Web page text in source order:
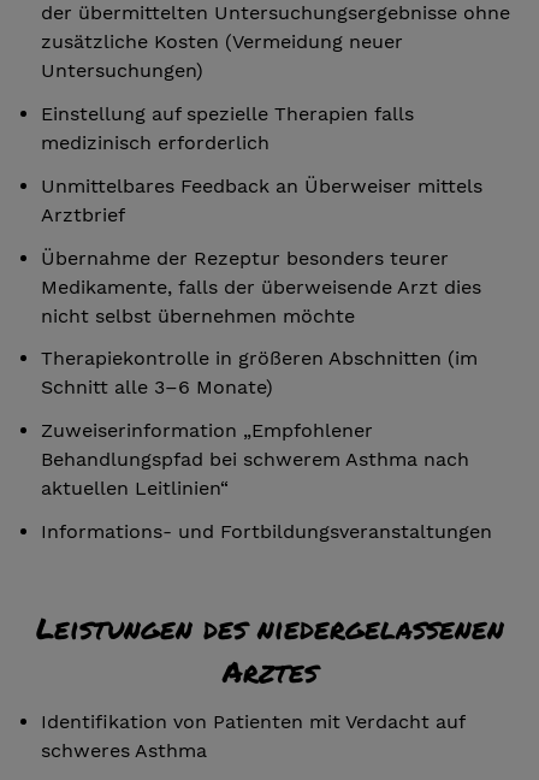
der übermittelten Untersuchungsergebnisse ohne
zusätzliche Kosten (Vermeidung neuer
Untersuchungen)
Einstellung auf spezielle Therapien falls
medizinisch erforderlich
Unmittelbares Feedback an Überweiser mittels
Arztbrief
Übernahme der Rezeptur besonders teurer
Medikamente, falls der überweisende Arzt dies
nicht selbst übernehmen möchte
Therapiekontrolle in größeren Abschnitten (im
Schnitt alle 3–6 Monate)
Zuweiserinformation „Empfohlener
Behandlungspfad bei schwerem Asthma nach
aktuellen Leitlinien“
Informations- und Fortbildungsveranstaltungen
Leistungen des niedergelassenen
Arztes
Identifikation von Patienten mit Verdacht auf
schweres Asthma